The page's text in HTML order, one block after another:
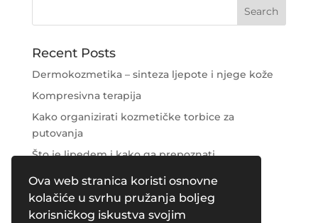
Ova web stranica koristi osnovne
kolačiće u svrhu pružanja boljeg
korisničkog iskustva svojim
Recent Posts
Dermokozmetika – sinteza ljepote i njege kože
Kompresivna terapija
Kako organizirati kozmetičke torbice za
putovanja
Što je lipedem i kako ga prepoznati
Njega područja oko očiju
Recent Comments